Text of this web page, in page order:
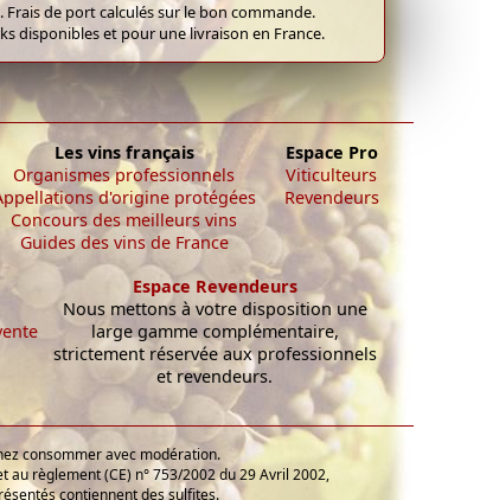
Frais de port calculés sur le bon commande.
disponibles et pour une livraison en France.
Les vins français
Organismes professionnels
d'origine protégées
Concours des meilleurs vins
Guides des vins de France
Espace Pro
Viticulteurs
Revendeurs
Espace Revendeurs
Nous mettons à votre disposition une
large gamme complémentaire,
strictement réservée aux professionnels
et revendeurs.
consommer avec modération.
règlement (CE) n° 753/2002 du 29 Avril 2002,
contiennent des sulfites.